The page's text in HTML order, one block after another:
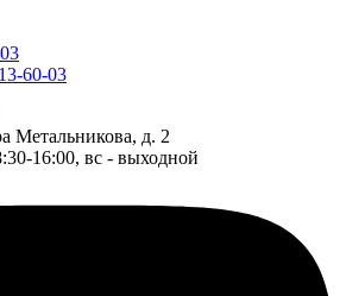
60-03
Метальникова, д. 2
16:00, вс - выходной